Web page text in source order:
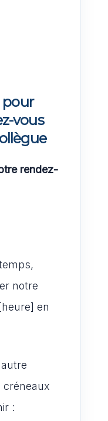
pour
vous
rendez-
notre
en
créneaux
: